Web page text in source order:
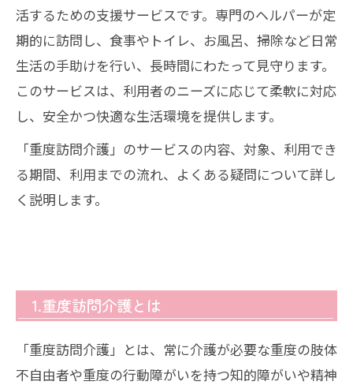
活するための支援サービスです。専門のヘルパーが定
期的に訪問し、食事やトイレ、お風呂、掃除など日常
生活の手助けを行い、長時間にわたって見守ります。
このサービスは、利用者のニーズに応じて柔軟に対応
し、安全かつ快適な生活環境を提供します。
「重度訪問介護」のサービスの内容、対象、利用でき
る期間、利用までの流れ、よくある疑問について詳し
く説明します。
1.重度訪問介護とは
「重度訪問介護」とは、常に介護が必要な重度の肢体
不自由者や重度の行動障がいを持つ知的障がいや精神